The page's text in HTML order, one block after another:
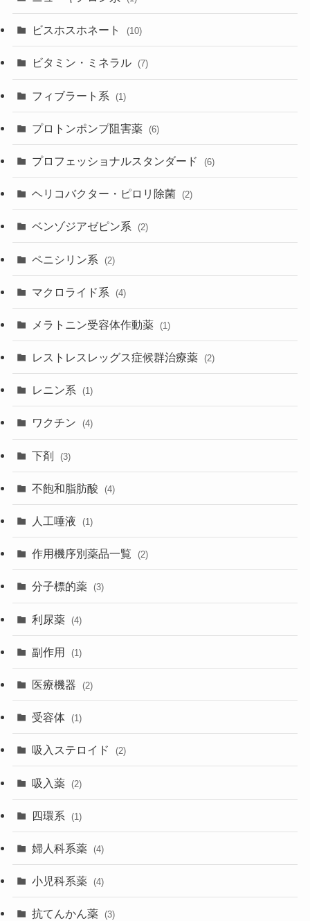
ビスホスホネート (10)
ビタミン・ミネラル (7)
フィブラート系 (1)
プロトンポンプ阻害薬 (6)
プロフェッショナルスタンダード (6)
ヘリコバクター・ピロリ除菌 (2)
ベンゾジアゼピン系 (2)
ペニシリン系 (2)
マクロライド系 (4)
メラトニン受容体作動薬 (1)
レストレスレッグス症候群治療薬 (2)
レニン系 (1)
ワクチン (4)
下剤 (3)
不飽和脂肪酸 (4)
人工唾液 (1)
作用機序別薬品一覧 (2)
分子標的薬 (3)
利尿薬 (4)
副作用 (1)
医療機器 (2)
受容体 (1)
吸入ステロイド (2)
吸入薬 (2)
四環系 (1)
婦人科系薬 (4)
小児科系薬 (4)
抗てんかん薬 (3)